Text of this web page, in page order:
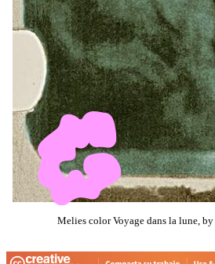
Melies color Voyage dans la lune, by